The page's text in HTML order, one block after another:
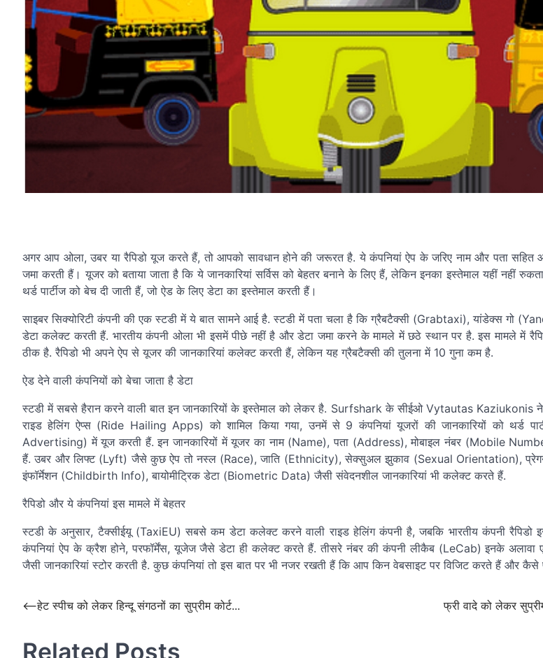
अगर आप ओला, उबर या रैपिडो यूज करते हैं, तो आपको सावधान होने की जरूरत है. ये कंपनियां ऐप के जरिए नाम और पता सहित
जमा करती हैं। यूजर को बताया जाता है कि ये जानकारियां सर्विस को बेहतर बनाने के लिए हैं, लेकिन इनका इस्तेमाल यहीं नहीं
थर्ड पार्टीज को बेच दी जाती हैं, जो ऐड के लिए डेटा का इस्तेमाल करती हैं।
साइबर सिक्योरिटी कंपनी की एक स्टडी में ये बात सामने आई है. स्टडी में पता चला है कि ग्रैबटैक्सी (Grabtaxi), यांडेक्स गो
डेटा कलेक्ट करती हैं. भारतीय कंपनी ओला भी इसमें पीछे नहीं है और डेटा जमा करने के मामले में छठे स्थान पर है. इस मामले में
ठीक है. रैपिडो भी अपने ऐप से यूजर की जानकारियां कलेक्ट करती हैं, लेकिन यह ग्रैबटैक्सी की तुलना में 10 गुना कम है.
ऐड देने वाली कंपनियों को बेचा जाता है डेटा
स्टडी में सबसे हैरान करने वाली बात इन जानकारियों के इस्तेमाल को लेकर है. Surfshark के सीईओ Vytautas Kaziukonis ने
राइड हेलिंग ऐप्स (Ride Hailing Apps) को शामिल किया गया, उनमें से 9 कंपनियां यूजरों की जानकारियों को थर्ड
Advertising) में यूज करती हैं. इन जानकारियों में यूजर का नाम (Name), पता (Address), मोबाइल नंबर (Mobile
हैं. उबर और लिफ्ट (Lyft) जैसे कुछ ऐप तो नस्ल (Race), जाति (Ethnicity), सेक्सुअल झुकाव (Sexual Orientation),
इंफॉर्मेशन (Childbirth Info), बायोमीट्रिक डेटा (Biometric Data) जैसी संवेदनशील जानकारियां भी कलेक्ट करते हैं.
रैपिडो और ये कंपनियां इस मामले में बेहतर
स्टडी के अनुसार, टैक्सीईयू (TaxiEU) सबसे कम डेटा कलेक्ट करने वाली राइड हेलिंग कंपनी है, जबकि भारतीय कंपनी रैपिडो
कंपनियां ऐप के क्रैश होने, परफॉर्मेंस, यूजेज जैसे डेटा ही कलेक्ट करते हैं. तीसरे नंबर की कंपनी लीकैब (LeCab) इनके
जैसी जानकारियां स्टोर करती है. कुछ कंपनियां तो इस बात पर भी नजर रखती हैं कि आप किन वेबसाइट पर विजिट करते हैं और
Post
⟵हेट स्पीच को लेकर हिन्दू संगठनों का सुप्रीम कोर्ट... फ्री वादे को लेकर
Related Posts